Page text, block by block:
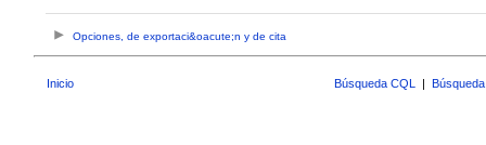
Opciones, de exportaci&oacute;n y de cita
Inicio Búsqueda CQL |